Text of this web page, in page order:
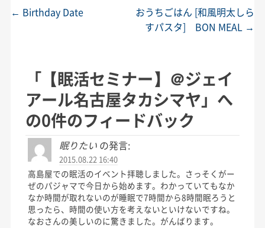
投稿ナビゲーション
← Birthday Date
おうちごはん [和風明太しら
すパスタ] BON MEAL →
「【眠活セミナー】＠ジェイ
アール名古屋タカシマヤ」へ
の0件のフィードバック
眠りたい の発言:
2015.08.22 16:40
高島屋での眠活のイベント拝聴しました。さっそくがー
ぜのパジャマで今日から始めます。わかっていてもなか
なか時間が取れないのが睡眠で7時間から8時間眠ろうと
思ったら、時間の使い方を考えないといけないですね。
なおさんの美しいのに驚きました。がんばります。